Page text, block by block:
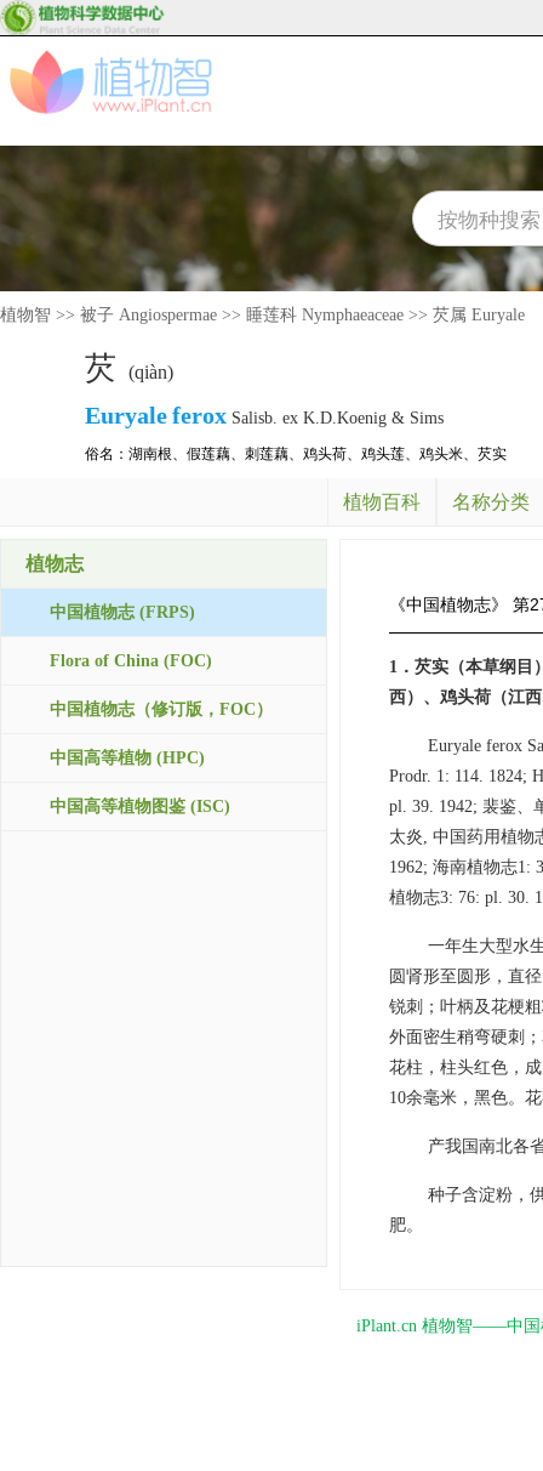
植物智 >> 被子 Angiospermae >> 睡莲科 Nymphaeaceae >> 芡属 Euryale
芡 (qiàn)
Euryaleferox Salisb. ex K.D.Koenig & Sims
俗名： 湖南根、 假莲藕、 刺莲藕、 鸡头荷、 鸡头莲、 鸡头米、 芡实
植物百科 名称分类
植物志
中国植物志 (FRPS)
Flora of China (FOC)
中国植物志（修订版，FOC）
中国高等植物 (HPC)
中国高等植物图鉴 (ISC)
《中国植物志》 第
1．芡实（本草纲目
西）、鸡头荷（江
Euryale ferox
Prodr. 1: 114. 1824;
pl. 39. 1942; 裴鉴、
太炎, 中国药用植物
1962; 海南植物志1:
植物志3: 76: pl. 30.
一年生大型水
圆肾形至圆形，直
锐刺；叶柄及花梗
外面密生稍弯硬刺
花柱，柱头红色，
10余毫米，黑色。
产我国南北各
种子含淀粉，
肥。
iPlant.cn 植物智——中国